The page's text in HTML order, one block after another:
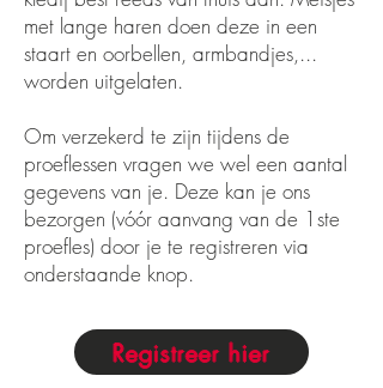
met lange haren doen deze in een
staart en oorbellen, armbandjes,...
worden uitgelaten.
Om verzekerd te zijn tijdens de
proeflessen vragen we wel een aantal
gegevens van je. Deze kan je ons
bezorgen (vóór aanvang van de 1ste
proefles) door je te registreren via
onderstaande knop.
Registreer hier